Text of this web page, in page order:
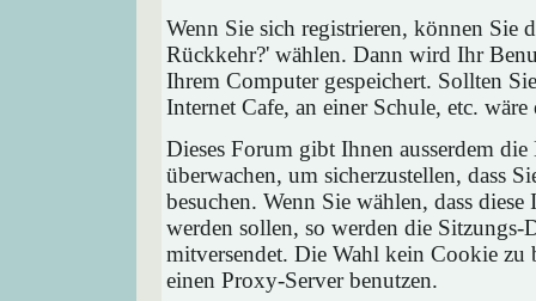
Wenn Sie sich registrieren, können Sie
Rückkehr?' wählen. Dann wird Ihr
Ihrem Computer gespeichert. Sollten
Internet Cafe, an einer Schule, etc.
Dieses Forum gibt Ihnen ausserdem
überwachen, um sicherzustellen, dass
besuchen. Wenn Sie wählen, dass
werden sollen, so werden die
mitversendet. Die Wahl kein Cookie zu
einen Proxy-Server benutzen.